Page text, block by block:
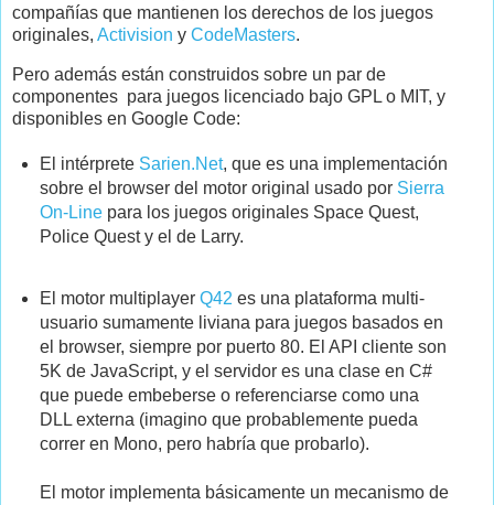
compañías que mantienen los derechos de los juegos
originales, Activision y CodeMasters.
Pero además están construidos sobre un par de
componentes para juegos licenciado bajo GPL o MIT, y
disponibles en Google Code:
El intérprete Sarien.Net, que es una implementación
sobre el browser del motor original usado por Sierra
On-Linepara los juegos originales Space Quest,
Police Quest y el de Larry.
El motor multiplayer Q42 es una plataforma multi-
usuario sumamente liviana para juegos basados en
el browser, siempre por puerto 80. El API cliente son
5K de JavaScript, y el servidor es una clase en C#
que puede embeberse o referenciarse como una
DLL externa (imagino que probablemente pueda
correr en Mono, pero habría que probarlo).
El motor implementa básicamente un mecanismo de